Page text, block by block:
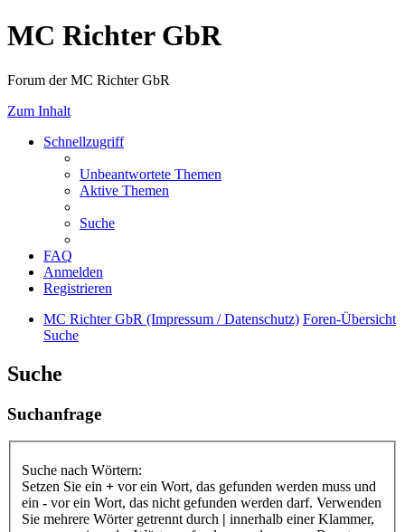
MC Richter GbR
Forum der MC Richter GbR
Zum Inhalt
Schnellzugriff
Unbeantwortete Themen
Aktive Themen
Suche
FAQ
Anmelden
Registrieren
MC Richter GbR (Impressum / Datenschutz) Foren-Übersicht
Suche
Suche
Suchanfrage
Suche nach Wörtern:
Setzen Sie ein + vor ein Wort, das gefunden werden muss und
ein - vor ein Wort, das nicht gefunden werden darf. Verwenden
Sie mehrere Wörter getrennt durch | innerhalb einer Klammer,